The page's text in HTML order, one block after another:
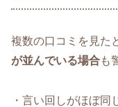
複数の口コミを見た
が並んでいる場合も
・言い回しがほぼ同